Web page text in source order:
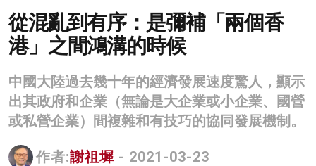
生活
健康
商業
科技
影片
名家榜
從混亂到有序：是彌補「兩個香
港」之間鴻溝的時候
中國大陸過去幾十年的經濟發展速度驚人，顯示
出其政府和企業（無論是大企業或小企業、國營
或私營企業）間複雜和有技巧的協同發展機制。
作者:謝祖墀 - 2021-03-23